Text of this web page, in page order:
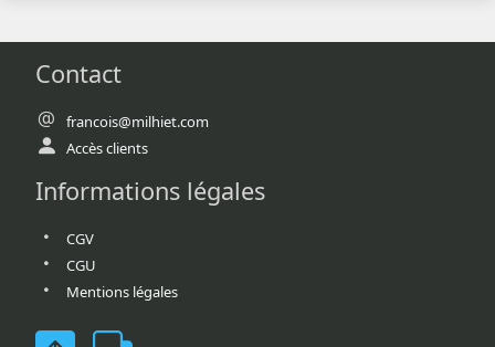
Contact
francois@milhiet.com
Accès clients
Informations légales
CGV
CGU
Mentions légales